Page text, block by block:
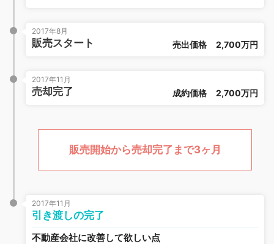
2017年8月
販売スタート 売出価格 2,700万円
2017年11月
売却完了 成約価格 2,700万円
販売開始から売却完了まで3ヶ月
2017年11月
引き渡しの完了
不動産会社に改善して欲しい点